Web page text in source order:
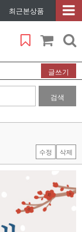
최근본상품
글쓰기
검색
수정 삭제